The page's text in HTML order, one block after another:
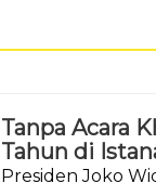
Tanpa Acara
Tahun di
Presiden Joko